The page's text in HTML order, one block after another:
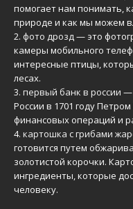
помогает нам понимать,
природе и как мы можем
2. фото дрозд— это
камеры мобильного
интересные птицы,
лесах.
3. первый банк в россии —
России в 1701 году
финансовых операций и
4. картошка с грибами
готовится путем
золотистой корочки.
ингредиенты, которые
человеку.